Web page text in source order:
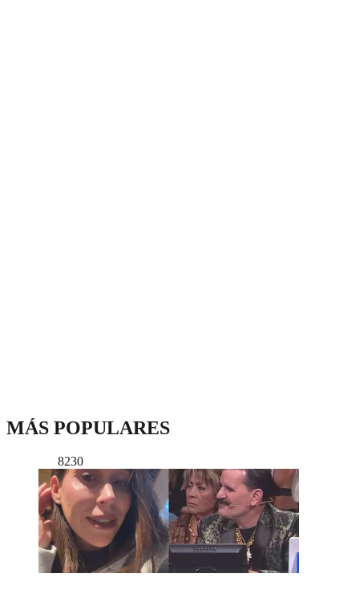
MÁS POPULARES
8230